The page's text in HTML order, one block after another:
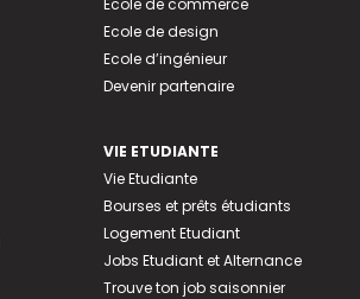
Ecole de commerce
Ecole de design
Ecole d’ingénieur
Devenir partenaire
VIE ETUDIANTE
Vie Etudiante
Bourses et prêts étudiants
Logement Etudiant
Jobs Etudiant et Alternance
Trouve ton job saisonnier